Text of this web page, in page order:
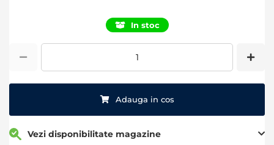
In stoc
Adauga in cos
Vezi disponibilitate magazine